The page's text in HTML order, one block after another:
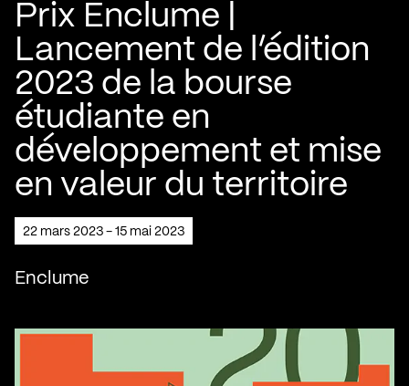
Prix Enclume |
Lancement de l’édition
2023 de la bourse
étudiante en
développement et mise
en valeur du territoire
22 mars 2023 - 15 mai 2023
Enclume